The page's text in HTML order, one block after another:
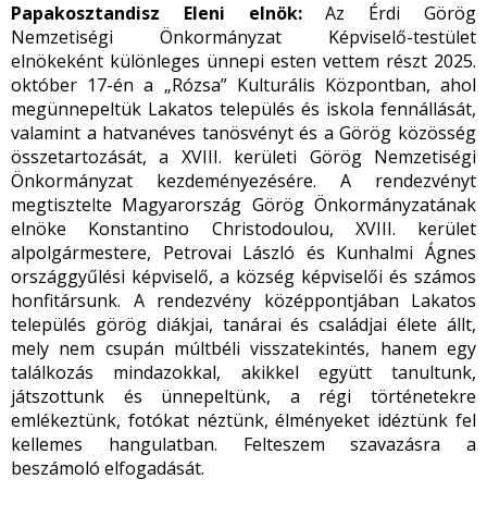
Papakosztandisz Eleni elnök:Az Érdi Görög
Nemzetiségi Önkormányzat Képviselő-testület
elnökeként különleges ünnepi esten vettem részt 2025.
október 17-én a „Rózsa” Kulturális Központban, ahol
megünnepeltük Lakatos település és iskola fennállását,
valamint a hatvanéves tanösvényt és a Görög közösség
összetartozását, a XVIII. kerületi Görög Nemzetiségi
Önkormányzat kezdeményezésére.
A rendezvényt
megtisztelte Magyarország Görög Önkormányzatának
elnöke Konstantino Christodoulou, XVIII. kerület
alpolgármestere, Petrovai László és Kunhalmi Ágnes
országgyűlési képviselő, a község képviselői és számos
honfitársunk. A rendezvény középpontjában Lakatos
település görög diákjai, tanárai és családjai élete állt,
mely nem csupán múltbéli visszatekintés, hanem egy
találkozás mindazokkal, akikkel együtt tanultunk,
játszottunk és ünnepeltünk, a régi történetekre
emlékeztünk, fotókat néztünk, élményeket idéztünk fel
kellemes hangulatban. Felteszem szavazásra a
beszámoló elfogadását.